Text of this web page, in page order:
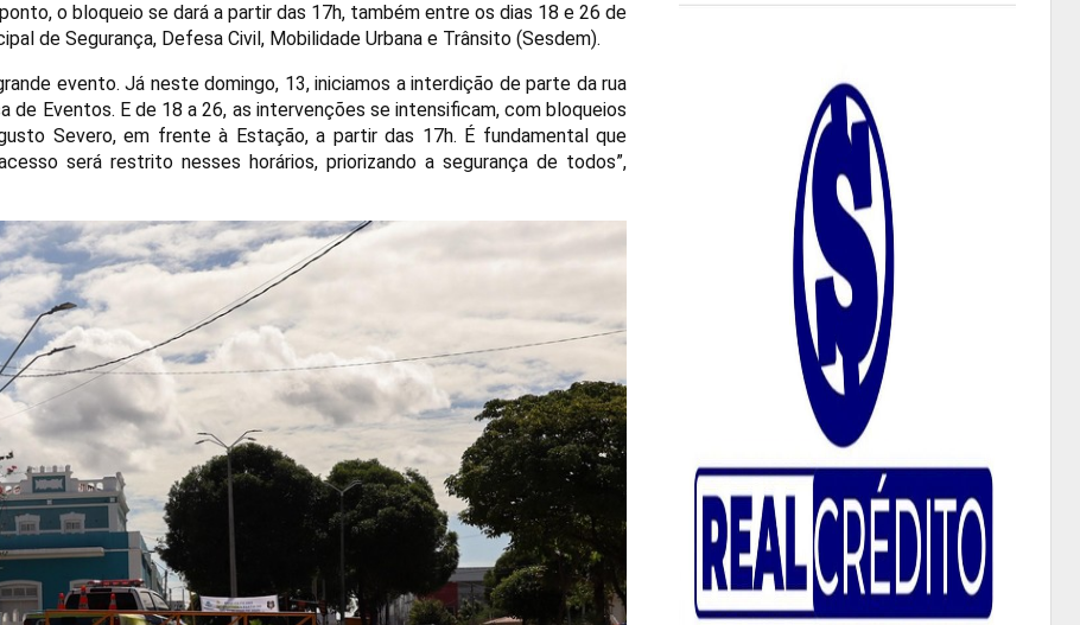
o bloqueio se dará a partir das 17h, também entre os dias 18 e 26 de
de Segurança, Defesa Civil, Mobilidade Urbana e Trânsito (Sesdem).
evento. Já neste domingo, 13, iniciamos a interdição de parte da rua
Eventos. E de 18 a 26, as intervenções se intensificam, com bloqueios
Severo, em frente à Estação, a partir das 17h. É fundamental que
será restrito nesses horários, priorizando a segurança de todos”,